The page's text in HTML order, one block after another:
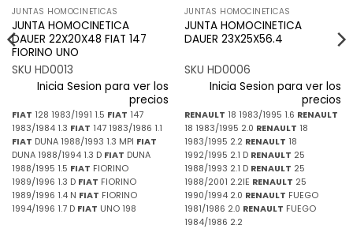
JUNTAS HOMOCINETICAS
JUNTA HOMOCINETICA
DAUER 22X20X48 FIAT 147
FIORINO UNO
SKU HD0013
Inicia Sesion para ver los
precios
FIAT 128 1983/1991 1.5 FIAT 147
1983/1984 1.3 FIAT 147 1983/1986 1.1
FIAT DUNA 1988/1993 1.3 MPI FIAT
DUNA 1988/1994 1.3 D FIAT DUNA
1988/1995 1.5 FIAT FIORINO
1989/1996 1.3 D FIAT FIORINO
1989/1996 1.4 N FIAT FIORINO
1994/1996 1.7 D FIAT UNO 198
JUNTAS HOMOCINETICAS
JUNTA HOMOCINETICA
DAUER 23X25X56.4
SKU HD0006
Inicia Sesion para ver los
precios
RENAULT 18 1983/1995 1.6 RENAULT
18 1983/1995 2.0 RENAULT 18
1983/1995 2.2 RENAULT 18
1992/1995 2.1 D RENAULT 25
1988/1993 2.1 D RENAULT 25
1988/2001 2.2IE RENAULT 25
1990/1994 2.0 RENAULT FUEGO
1981/1986 2.0 RENAULT FUEGO
1984/1986 2.2